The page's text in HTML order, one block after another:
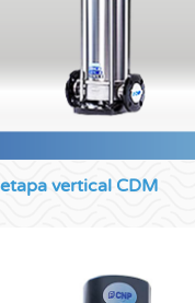
vertical CDM